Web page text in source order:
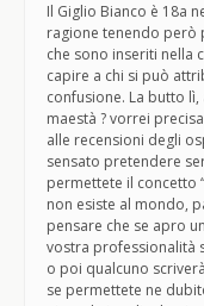
Il Giglio Bianco è 18a
ragione tenendo però
che sono inseriti nella
capire a chi si può
confusione. La butto
maestà ? vorrei
alle recensioni degli
sensato pretendere
permettete il concetto
non esiste al mondo,
pensare che se apro
vostra professionalità
o poi qualcuno
se permettete ne